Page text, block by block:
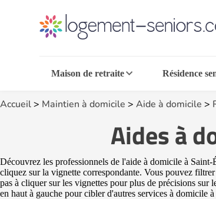
Maison de retraite Résidence
Accueil> Maintien à domicile > Aide à domicile >
Aides à
Découvrez les professionnels de l'aide à domicile à
cliquez sur la vignette correspondante. Vous pouvez
pas à cliquer sur les vignettes pour plus de précisions sur
en haut à gauche pour cibler d'autres services à domicile